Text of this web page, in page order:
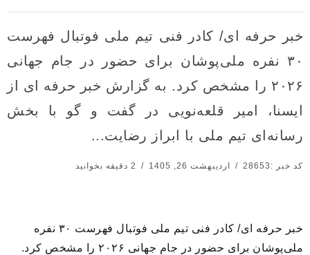
خبر حرفه ای/ کادر فنی تیم ملی فوتبال فهرست
۳۰ نفره ملی‌پوشان برای حضور در جام جهانی
۲۰۲۶ را مشخص کرد. به گزارش خبر حرفه ای از
ایسنا، امیر قلعه‌نویی در گفت و گو با بخش
رسانه‌ای تیم ملی با ابراز رضایت...
کد خبر :28653 اردیبهشت 26, 1405
خبر حرفه ای/ کادر فنی تیم ملی فوتبال فهرست ۳۰ نفره
ملی‌پوشان برای حضور در جام جهانی ۲۰۲۶ را مشخص کرد.